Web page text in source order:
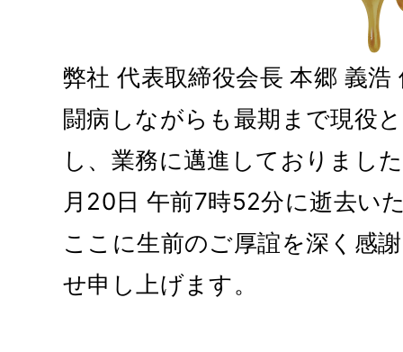
弊社 代表取締役会長 本郷 義浩
闘病しながらも最期まで現役
し、業務に邁進しておりまし
月20日 午前7時52分に逝去い
ここに生前のご厚誼を深く感
せ申し上げます。